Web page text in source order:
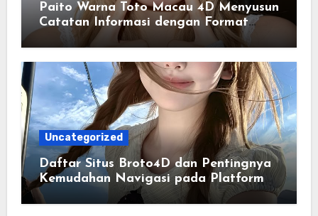
Paito Warna Toto Macau 4D Menyusun
Catatan Informasi dengan Format
yang Lebih Teratur
Uncategorized
Daftar Situs Broto4D dan Pentingnya
Kemudahan Navigasi pada Platform
Digital Modern